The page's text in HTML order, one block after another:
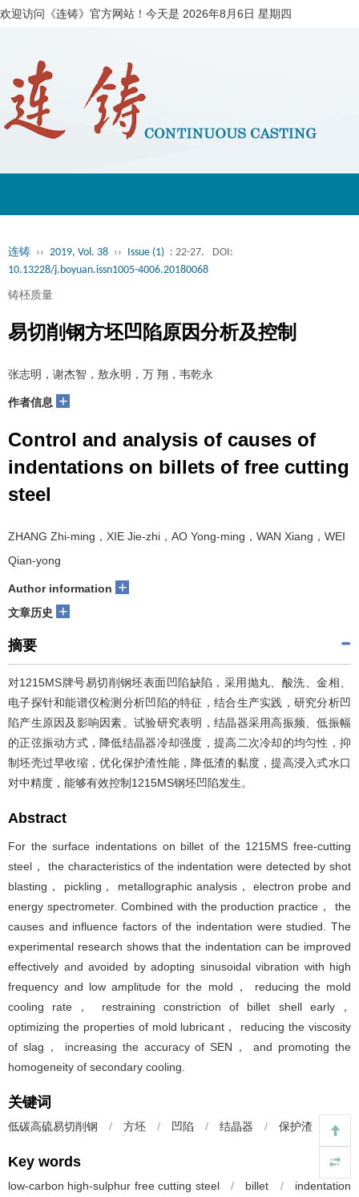
欢迎访问《连铸》官方网站！今天是 2026年8月6日 星期四
连铸 ›› 2019, Vol. 38 ›› Issue (1) : 22-27.
DOI:
10.13228/j.boyuan.issn1005-4006.20180068
铸柸质量
易切削钢方坯凹陷原因分析及控制
张志明，谢杰智，敖永明，万 翔，韦乾永
作者信息 +
Control and analysis of causes of
indentations on billets of free cutting
steel
ZHANG Zhi-ming，XIE Jie-zhi，AO Yong-ming，WAN Xiang，WEI
Qian-yong
Author information +
文章历史 +
摘要
对1215MS牌号易切削钢坯表面凹陷缺陷，采用抛丸、酸洗、金相、
电子探针和能谱仪检测分析凹陷的特征，结合生产实践，研究分析凹
陷产生原因及影响因素。试验研究表明，结晶器采用高振频、低振幅
的正弦振动方式，降低结晶器冷却强度，提高二次冷却的均匀性，抑
制坯壳过早收缩，优化保护渣性能，降低渣的黏度，提高浸入式水口
对中精度，能够有效控制1215MS钢坯凹陷发生。
Abstract
For the surface indentations on billet of the 1215MS free-cutting
steel， the characteristics of the indentation were detected by shot
blasting， pickling， metallographic analysis， electron probe and
energy spectrometer. Combined with the production practice， the
causes and influence factors of the indentation were studied. The
experimental research shows that the indentation can be improved
effectively and avoided by adopting sinusoidal vibration with high
frequency and low amplitude for the mold， reducing the mold
cooling rate， restraining constriction of billet shell early，
optimizing the properties of mold lubricant， reducing the viscosity
of slag， increasing the accuracy of SEN， and promoting the
homogeneity of secondary cooling.
关键词
低碳高硫易切削钢 / 方坯 / 凹陷 / 结晶器 / 保护渣
Key words
low-carbon high-sulphur free cutting steel / billet /
indentation